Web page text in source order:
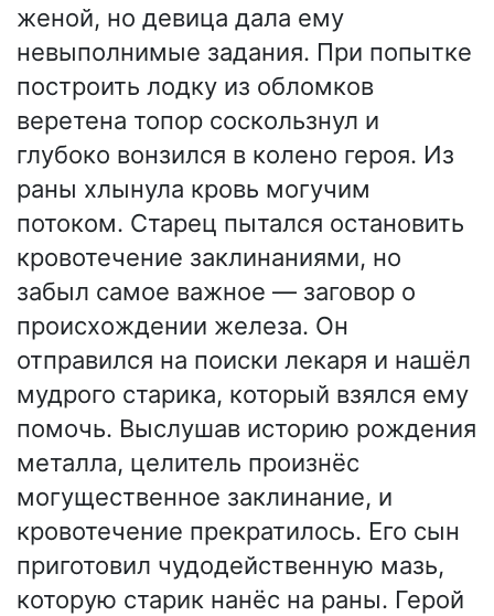
женой, но девица дала ему
невыполнимые задания. При попытке
построить лодку из обломков
веретена топор соскользнул и
глубоко вонзился в колено героя. Из
раны хлынула кровь могучим
потоком. Старец пытался остановить
кровотечение заклинаниями, но
забыл самое важное — заговор о
происхождении железа. Он
отправился на поиски лекаря и нашёл
мудрого старика, который взялся ему
помочь. Выслушав историю рождения
металла, целитель произнёс
могущественное заклинание, и
кровотечение прекратилось. Его сын
приготовил чудодейственную мазь,
которую старик нанёс на раны. Герой